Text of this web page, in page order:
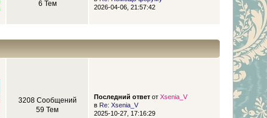
6 Тем
2026-04-06, 21:57:42
3208 Сообщений
59 Тем
Последний ответот Xsenia_V
в Re: Xsenia_V
2025-10-27, 17:16:29